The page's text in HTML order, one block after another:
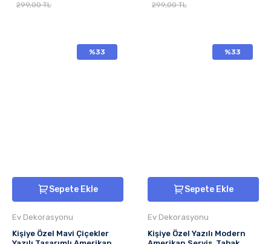
299,00 TL 299,00 TL
%33
Sepete Ekle
Ev Dekorasyonu
Kişiye Özel Mavi Çiçekler
%33
Sepete Ekle
Ev Dekorasyonu
Kişiye Özel Yazılı Modern